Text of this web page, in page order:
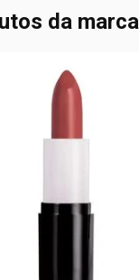
da marca